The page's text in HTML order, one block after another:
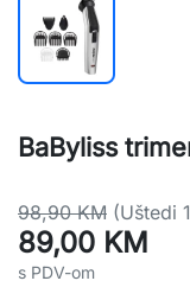
BaByliss
98,90 KM (Uštedi
89,00 KM
s PDV-om